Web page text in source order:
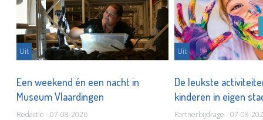
Uit
Een weekend én een nacht in
Museum Vlaardingen
Redactie - 07-08-2026
Uit
De leukste
kinderen in eigen
Partnerbijdrage - 07-08-